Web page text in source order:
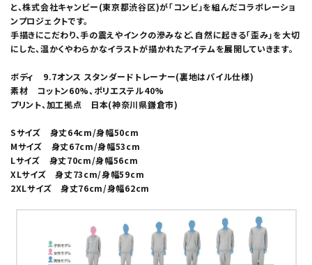
と、株式会社キャンビー(東京都渋谷区)が「コンビ」を組んだコラボレーショ
ンプロジェクトです。
手描きにこだわり、手の震えやインクの滲みなど、自然に起きる「歪み」を大切
にした、温かくやわらかなイラストが描かれたアイテムを展開していきます。
ボディ 9.7オンス スタンダードトレーナー(裏地はパイル仕様)
素材 コットン60%、ポリエステル40%
プリント、加工拠点 日本(神奈川県鎌倉市)
Sサイズ 身丈64cm/身幅50cm
Mサイズ 身丈67cm/身幅53cm
Lサイズ 身丈70cm/身幅56cm
XLサイズ 身丈73cm/身幅59cm
2XLサイズ 身丈76cm/身幅62cm